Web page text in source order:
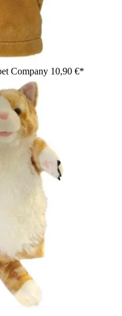
Company 10,90 €*